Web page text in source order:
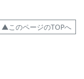
▲このページのTOPへ